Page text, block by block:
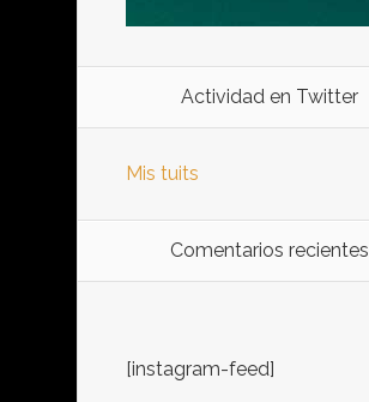
Actividad en Twitter
Mis tuits
Comentarios recientes
[instagram-feed]